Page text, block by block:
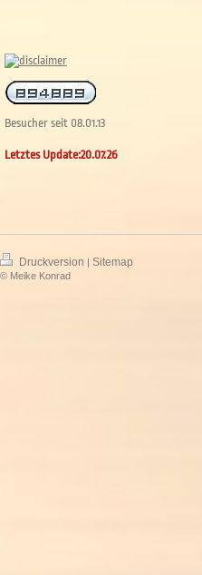
Besucher seit 08.01.13
Letztes Update:20.07.26
Druckversion | Sitemap
© Meike Konrad